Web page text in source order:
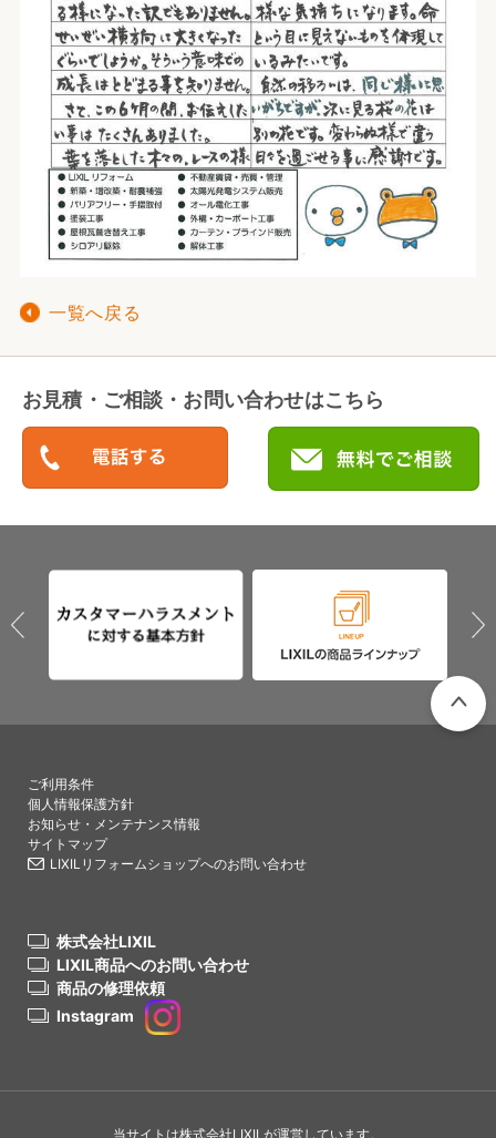
一覧へ戻る
お見積・ご相談・お問い合わせはこちら
ご利用条件
個人情報保護方針
お知らせ・メンテナンス情報
サイトマップ
LIXILリフォームショップへのお問い合わせ
株式会社LIXIL
LIXIL商品へのお問い合わせ
商品の修理依頼
Instagram
当サイトは株式会社LIXILが運営しています。